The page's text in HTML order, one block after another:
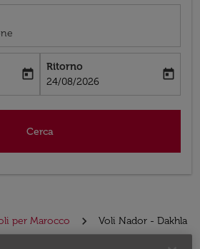
date-aria-label
today
Ritorno
fc-booking-return-date-aria-label
24/08/2026
today
Cerca
per Marocco Voli Nador - Dakhla